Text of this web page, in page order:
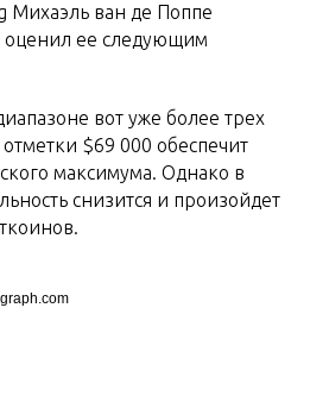
Михаэль ван де Поппе
оценил ее следующим
вот уже более трех
$69 000 обеспечит
максимума. Однако в
снизится и произойдет